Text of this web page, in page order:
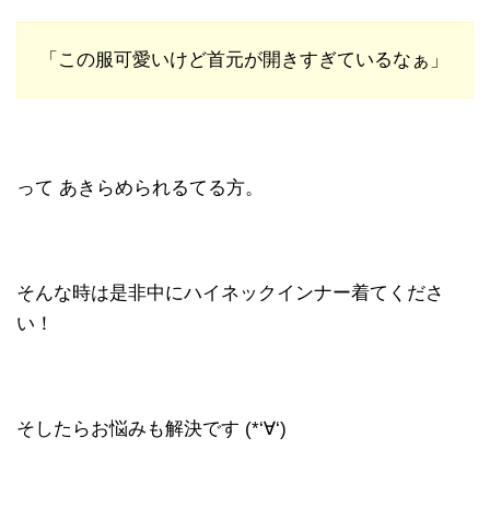
「この服可愛いけど首元が開きすぎているなぁ」
って あきらめられるてる方。
そんな時は是非中にハイネックインナー着てくださ
い！
そしたらお悩みも解決です (*‘∀‘)